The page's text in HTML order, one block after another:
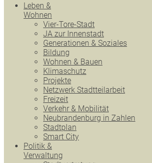
Leben &
Wohnen
Vier-Tore-Stadt
JA zur Innenstadt
Generationen & Soziales
Bildung
Wohnen & Bauen
Klimaschutz
Projekte
Netzwerk Stadtteilarbeit
Freizeit
Verkehr & Mobilität
Neubrandenburg in Zahlen
Stadtplan
Smart City
Politik &
Verwaltung